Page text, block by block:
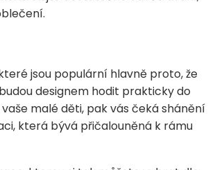
jsou populární hlavně proto, že
designem hodit prakticky do
malé děti, pak vás čeká shánění
která bývá přičalouněná k rámu